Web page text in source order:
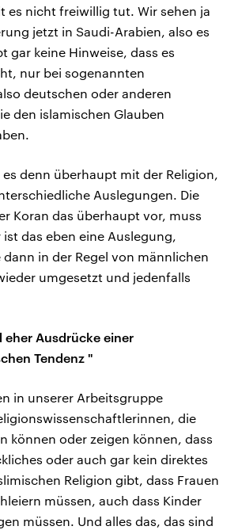
es nicht freiwillig tut. Wir sehen ja
jetzt in Saudi-Arabien, also es
gar keine Hinweise, dass es
nur bei sogenannten
deutschen oder anderen
den islamischen Glauben
es denn überhaupt mit der Religion,
Auslegungen. Die
Koran das überhaupt vor, muss
das eben eine Auslegung,
dann in der Regel von männlichen
umgesetzt und jedenfalls
eher Ausdrücke einer
Tendenz "
in unserer Arbeitsgruppe
die
können oder zeigen können, dass
oder auch gar kein direktes
Religion gibt, dass Frauen
müssen, auch dass Kinder
müssen. Und alles das, das sind